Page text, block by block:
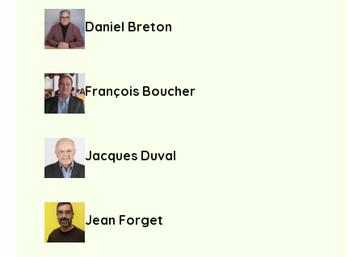
Daniel Breton
François Boucher
Jacques Duval
Jean Forget